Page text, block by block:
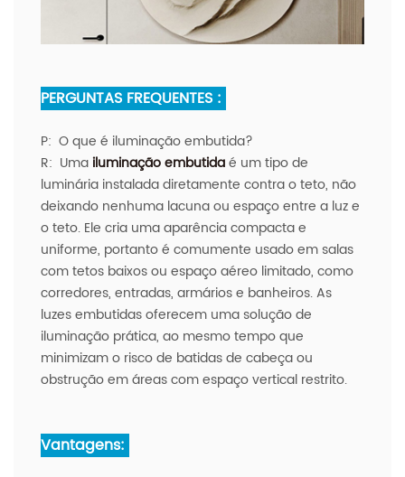
PERGUNTAS FREQUENTES :
P: O que é iluminação embutida?
R: Umailuminação embutidaé um tipo de
luminária instalada diretamente contra o teto, não
deixando nenhuma lacuna ou espaço entre a luz e
o teto. Ele cria uma aparência compacta e
uniforme, portanto é comumente usado em salas
com tetos baixos ou espaço aéreo limitado, como
corredores, entradas, armários e banheiros. As
luzes embutidas oferecem uma solução de
iluminação prática, ao mesmo tempo que
minimizam o risco de batidas de cabeça ou
obstrução em áreas com espaço vertical restrito.
Vantagens: